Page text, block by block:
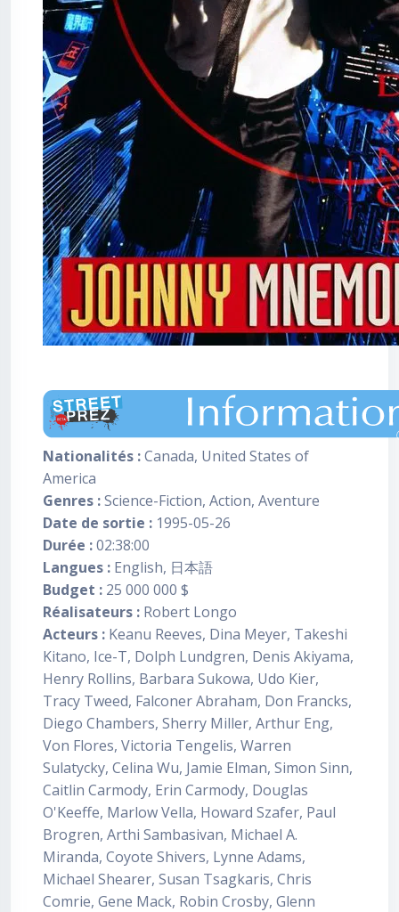
Nationalités :Canada, United States of
America
Genres :Science-Fiction, Action, Aventure
Date de sortie : 1995-05-26
Durée :02:38:00
Langues : English, 日本語
Budget : 25 000 000 $
Réalisateurs : Robert Longo
Acteurs : Keanu Reeves, Dina Meyer, Takeshi
Kitano, Ice-T, Dolph Lundgren, Denis Akiyama,
Henry Rollins, Barbara Sukowa, Udo Kier,
Tracy Tweed, Falconer Abraham, Don Francks,
Diego Chambers, Sherry Miller, Arthur Eng,
Von Flores, Victoria Tengelis, Warren
Sulatycky, Celina Wu, Jamie Elman, Simon Sinn,
Caitlin Carmody, Erin Carmody, Douglas
O'Keeffe, Marlow Vella, Howard Szafer, Paul
Brogren, Arthi Sambasivan, Michael A.
Miranda, Coyote Shivers, Lynne Adams,
Michael Shearer, Susan Tsagkaris, Chris
Comrie, Gene Mack, Robin Crosby, Glenn